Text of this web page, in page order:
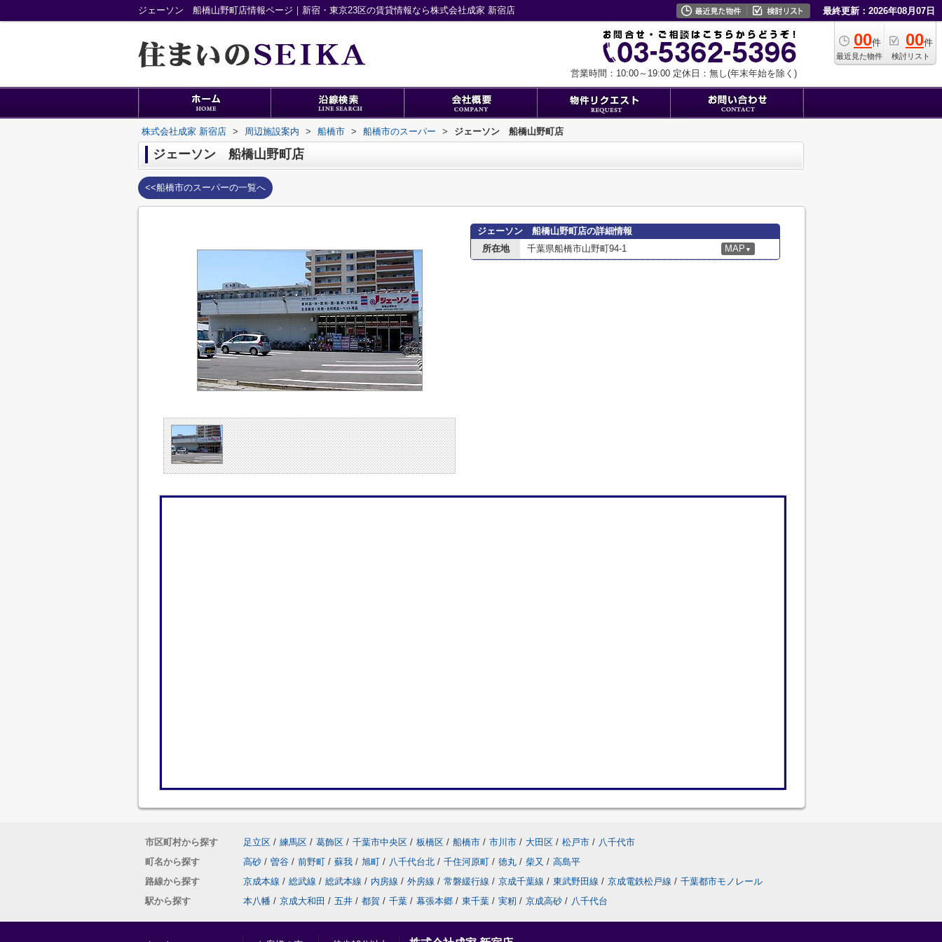
ジェーソン 船橋山野町店情報ページ｜新宿・東京23区の賃貸情報なら株式会社成家 新宿店 最終更新：2026年08月07日
00件
最近見た物件
00件
検討リスト
営業時間：10:00～19:00 定休日：無し(年末年始を除く)
株式会社成家 新宿店 > 周辺施設案内 > 船橋市 > 船橋市のスーパー > ジェーソン 船橋山野町店
ジェーソン 船橋山野町店
<<船橋市のスーパーの一覧へ
ジェーソン 船橋山野町店の詳細情報
所在地
千葉県船橋市山野町94-1 MAP ▼
市区町村から探す 足立区 / 練馬区 / 葛飾区 / 千葉市中央区 / 板橋区 / 船橋市 / 市川市 / 大田区 / 松戸市 / 八千代市
町名から探す
高砂 / 曽谷 / 前野町 / 蘇我 / 旭町 / 八千代台北 / 千住河原町 / 徳丸 / 柴又 / 高島平
路線から探す
京成本線 / 総武線 / 総武本線 / 内房線 / 外房線 / 常磐緩行線 / 京成千葉線 / 東武野田線 / 京成電鉄松戸線 / 千葉都市モノレール
駅から探す
本八幡 / 京成大和田 / 五井 / 都賀 / 千葉 / 幕張本郷 / 東千葉 / 実籾 / 京成高砂 / 八千代台